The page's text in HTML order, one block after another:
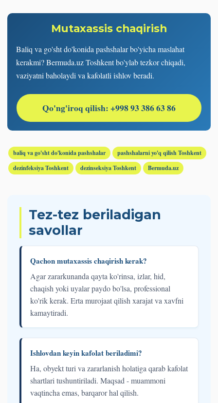
Mutaxassis chaqirish
Baliq va go'sht do'konida pashshalar bo'yicha maslahat
kerakmi? Bermuda.uz Toshkent bo'ylab tezkor chiqadi,
vaziyatni baholaydi va kafolatli ishlov beradi.
Qo'ng'iroq qilish: +998 93 386 63 86
baliq va go'sht do'konida pashshalar
pashshalarni yo'q qilish Toshkent
dezinfeksiya Toshkent
dezinseksiya Toshkent Bermuda.uz
Tez-tez beriladigan
savollar
Qachon mutaxassis chaqirish kerak?
Agar zararkunanda qayta ko'rinsa, izlar, hid,
chaqish yoki uyalar paydo bo'lsa, professional
ko'rik kerak. Erta murojaat qilish xarajat va xavfni
kamaytiradi.
Ishlovdan keyin kafolat beriladimi?
Ha, obyekt turi va zararlanish holatiga qarab kafolat
shartlari tushuntiriladi. Maqsad - muammoni
vaqtincha emas, barqaror hal qilish.